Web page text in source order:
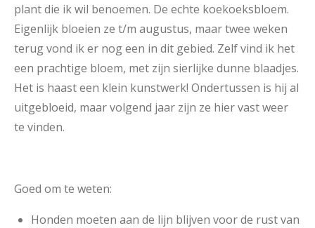
plant die ik wil benoemen. De echte koekoeksbloem.
Eigenlijk bloeien ze t/m augustus, maar twee weken
terug vond ik er nog een in dit gebied. Zelf vind ik het
een prachtige bloem, met zijn sierlijke dunne blaadjes.
Het is haast een klein kunstwerk! Ondertussen is hij al
uitgebloeid, maar volgend jaar zijn ze hier vast weer
te vinden.
Goed om te weten:
Honden moeten aan de lijn blijven voor de rust van